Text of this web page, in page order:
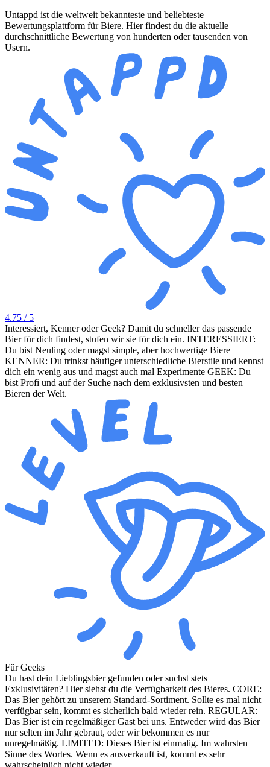
Untappd ist die weltweit bekannteste und beliebteste
Bewertungsplattform für Biere. Hier findest du die aktuelle
durchschnittliche Bewertung von hunderten oder tausenden von
Usern.
4.75 / 5
Interessiert, Kenner oder Geek? Damit du schneller das passende
Bier für dich findest, stufen wir sie für dich ein. INTERESSIERT:
Du bist Neuling oder magst simple, aber hochwertige Biere
KENNER: Du trinkst häufiger unterschiedliche Bierstile und kennst
dich ein wenig aus und magst auch mal Experimente GEEK: Du
bist Profi und auf der Suche nach dem exklusivsten und besten
Bieren der Welt.
Für Geeks
Du hast dein Lieblingsbier gefunden oder suchst stets
Exklusivitäten? Hier siehst du die Verfügbarkeit des Bieres. CORE:
Das Bier gehört zu unserem Standard-Sortiment. Sollte es mal nicht
verfügbar sein, kommt es sicherlich bald wieder rein. REGULAR:
Das Bier ist ein regelmäßiger Gast bei uns. Entweder wird das Bier
nur selten im Jahr gebraut, oder wir bekommen es nur
unregelmäßig. LIMITED: Dieses Bier ist einmalig. Im wahrsten
Sinne des Wortes. Wenn es ausverkauft ist, kommt es sehr